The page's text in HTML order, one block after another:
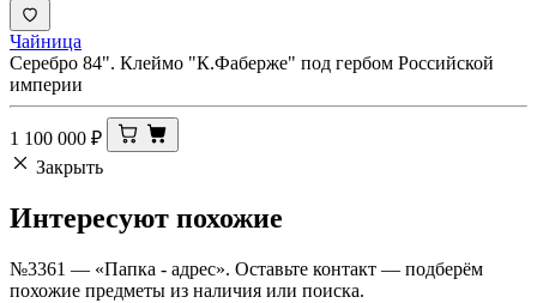
Чайница
Серебро 84". Клеймо "К.Фаберже" под гербом Российской
империи
1 100 000 ₽
Закрыть
Интересуют похожие
№3361 — «Папка - адрес». Оставьте контакт — подберём
похожие предметы из наличия или поиска.